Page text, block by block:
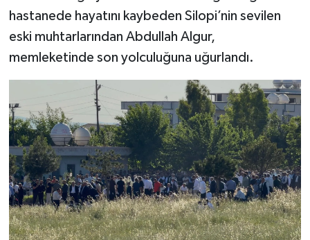
hastanede hayatını kaybeden Silopi’nin sevilen
eski muhtarlarından Abdullah Algur,
memleketinde son yolculuğuna uğurlandı.